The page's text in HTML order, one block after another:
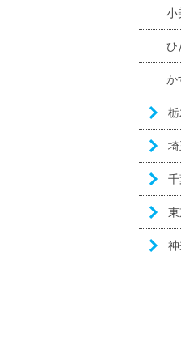
小
ひ
か
栃
埼
千
東
神